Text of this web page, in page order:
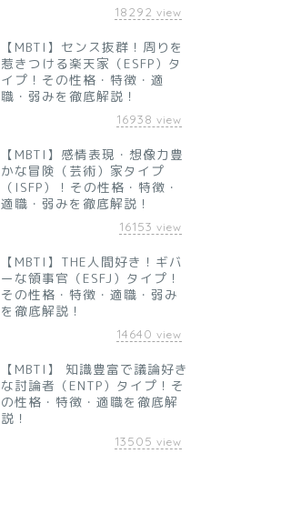
18292 view
【MBTI】センス抜群！周りを
惹きつける楽天家（ESFP）タ
イプ！その性格・特徴・適
職・弱みを徹底解説！
16938 view
【MBTI】感情表現・想像力豊
かな冒険（芸術）家タイプ
（ISFP）！その性格・特徴・
適職・弱みを徹底解説！
16153 view
【MBTI】THE人間好き！ギバ
ーな領事官（ESFJ）タイプ！
その性格・特徴・適職・弱み
を徹底解説！
14640 view
【MBTI】 知識豊富で議論好き
な討論者（ENTP）タイプ！そ
の性格・特徴・適職を徹底解
説！
13505 view